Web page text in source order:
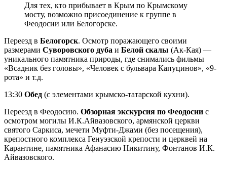
Для тех, кто прибывает в Крым по Крымскому
мосту, возможно присоединение к группе в
Феодосии или Белогорске.
Переезд в Белогорск. Осмотр поражающего своими
размерами Суворовского дуба и Белой скалы (Ак-Кая) —
уникального памятника природы, где снимались фильмы
«Всадник без головы», «Человек с бульвара Капуцинов», «9-
рота» и т.д.
13:30 Обед (с элементами крымско-татарской кухни).
Переезд в Феодосию. Обзорная экскурсия по Феодосии с
осмотром могилы И.К.Айвазовского, армянской церкви
святого Саркиса, мечети Муфти-Джами (без посещения),
крепостного комплекса Генуэзской крепости и церквей на
Карантине, памятника Афанасию Никитину, Фонтанов И.К.
Айвазовского.